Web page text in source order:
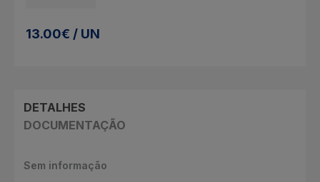
13.00€ / UN
DETALHES
DOCUMENTAÇÃO
Sem informação